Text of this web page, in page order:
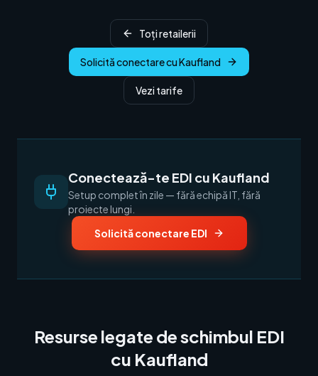
Toți retailerii
Solicită conectare cu Kaufland
Vezi tarife
Conectează-te EDI cu Kaufland
Setup complet în zile — fără echipă IT, fără
proiecte lungi.
Solicită conectare EDI
Resurse legate de schimbul EDI
cu Kaufland